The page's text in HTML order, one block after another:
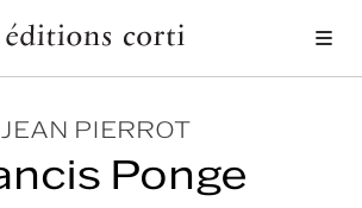
JEAN PIERROT
Ponge